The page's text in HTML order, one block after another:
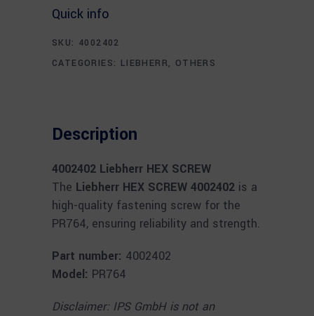
Quick info
SKU: 4002402
CATEGORIES: LIEBHERR, OTHERS
Description
4002402 Liebherr HEX SCREW
The Liebherr HEX SCREW 4002402 is a
high-quality fastening screw for the
PR764, ensuring reliability and strength.
Part number: 4002402
Model: PR764
Disclaimer: IPS GmbH is not an